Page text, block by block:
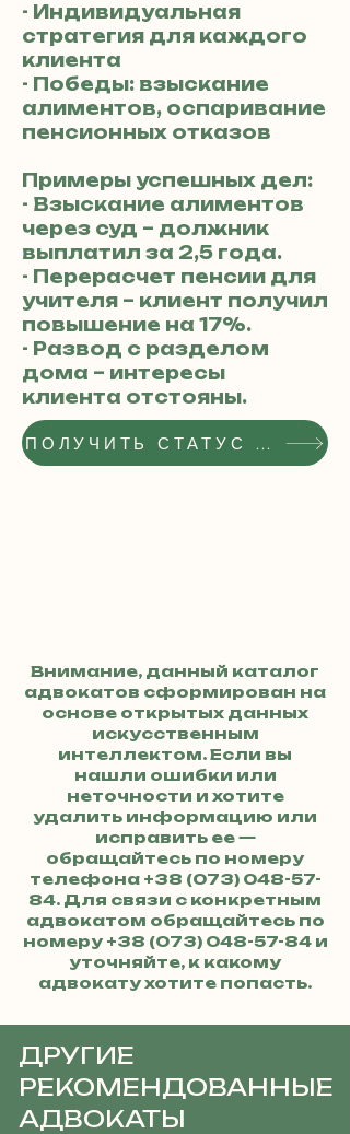
- Индивидуальная
стратегия для каждого
клиента
- Победы: взыскание
алиментов, оспаривание
пенсионных отказов
Примеры успешных дел:
- Взыскание алиментов
через суд – должник
выплатил за 2,5 года.
- Перерасчет пенсии для
учителя – клиент получил
повышение на 17%.
- Развод с разделом
дома – интересы
клиента отстояны.
ПОЛУЧИТЬ СТАТУС РЕКОМЕНДОВАННОГО АДВОКАТА
Внимание, данный каталог
адвокатов сформирован на
основе открытых данных
искусственным
интеллектом. Если вы
нашли ошибки или
неточности и хотите
удалить информацию или
исправить ее —
обращайтесь по номеру
телефона +38 (073) 048-57-
84. Для связи с конкретным
адвокатом обращайтесь по
номеру +38 (073) 048-57-84и
уточняйте, к какому
адвокату хотите попасть.
ДРУГИЕ
РЕКОМЕНДОВАННЫЕ
АДВОКАТЫ